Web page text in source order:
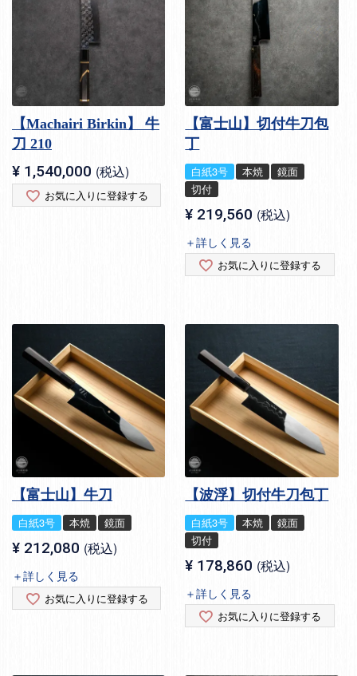
【Machairi Birkin】 牛
刀 210
¥ 1,540,000 税込
お気に入りに登録する
【富士山】切付牛刀包
丁
白紙3号 本焼
鏡面
切付
¥ 219,560 税込
＋詳しく見る
お気に入りに登録する
【富士山】牛刀
白紙3号 本焼 鏡面
¥ 212,080 税込
＋詳しく見る
お気に入りに登録する
【波浮】切付牛刀包丁
白紙3号 本焼
鏡面
切付
¥ 178,860 税込
＋詳しく見る
お気に入りに登録する